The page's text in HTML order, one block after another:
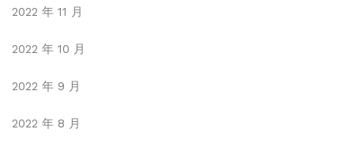
2022 年 11 月
2022 年 10 月
2022 年 9 月
2022 年 8 月